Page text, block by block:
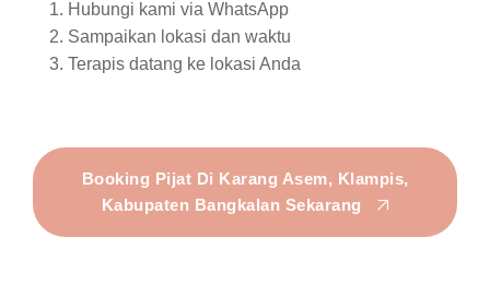
Hubungi kami via WhatsApp
Sampaikan lokasi dan waktu
Terapis datang ke lokasi Anda
Booking Pijat Di Karang Asem, Klampis,
Kabupaten Bangkalan Sekarang